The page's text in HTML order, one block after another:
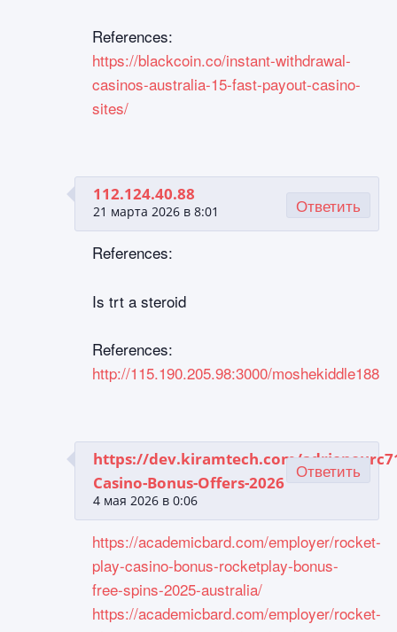
References:
https://blackcoin.co/instant-withdrawal-
casinos-australia-15-fast-payout-casino-
sites/
112.124.40.88
21 марта 2026 в 8:01
References:
Is trt a steroid
References:
http://115.190.205.98:3000/moshekiddle188
Ответить
https://dev.kiramtech.com/
Casino-Bonus-Offers-2026
4 мая 2026 в 0:06
https://academicbard.com/employer/rocket-
play-casino-bonus-rocketplay-bonus-
free-spins-2025-australia/
https://academicbard.com/employer/rocket-
Ответить